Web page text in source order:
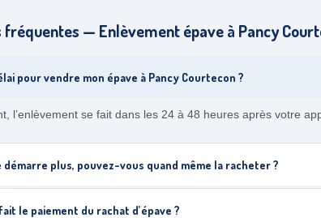
fréquentes — Enlèvement épave à Pancy
pour vendre mon épave à Pancy Courtecon ?
l’enlèvement se fait dans les 24 à 48 heures après votre
démarre plus, pouvez-vous quand même la racheter ?
le paiement du rachat d’épave ?